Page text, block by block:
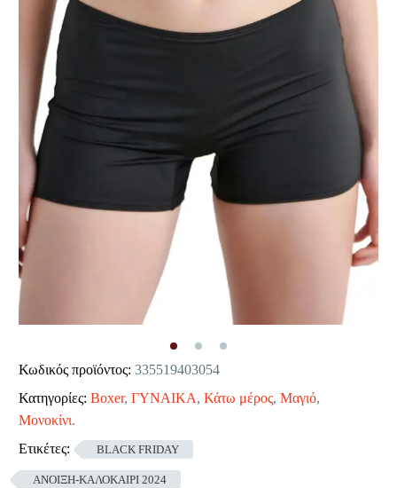
Κωδικός προϊόντος: 335519403054
Κατηγορίες: Boxer, ΓΥΝΑΙΚΑ, Κάτω μέρος, Μαγιό,
Μονοκίνι.
Ετικέτες:
BLACK FRIDAY
ΑΝΟΙΞΗ-ΚΑΛΟΚΑΙΡΙ 2024